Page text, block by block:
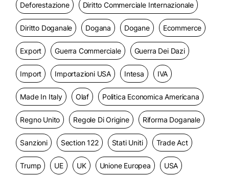
Deforestazione Diritto Commerciale Internazionale
Diritto Doganale Dogana Dogane Ecommerce
Export Guerra Commerciale Guerra Dei Dazi
Import Importazioni USA Intesa IVA
Made In Italy Olaf Politica Economica Americana
Regno Unito Regole Di Origine Riforma Doganale
Sanzioni Section 122 Stati Uniti Trade Act
Trump UE UK Unione Europea USA